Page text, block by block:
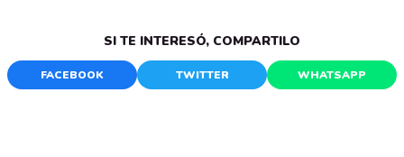
SI TE INTERESÓ, COMPARTILO
FACEBOOK TWITTER WHATSAPP